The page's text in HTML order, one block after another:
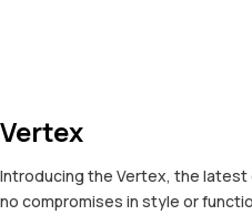
Vertex
Introducing the Vertex, the latest
no compromises in style or